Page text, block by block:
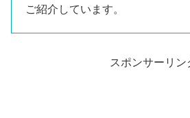
ご紹介しています。
スポンサーリン